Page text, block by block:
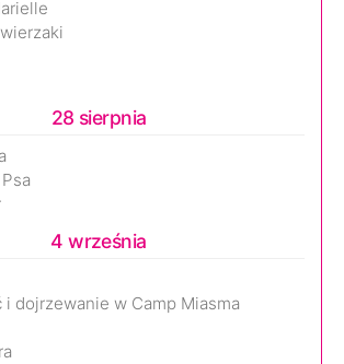
28 sierpnia
4 września
i dojrzewanie w Camp Miasma